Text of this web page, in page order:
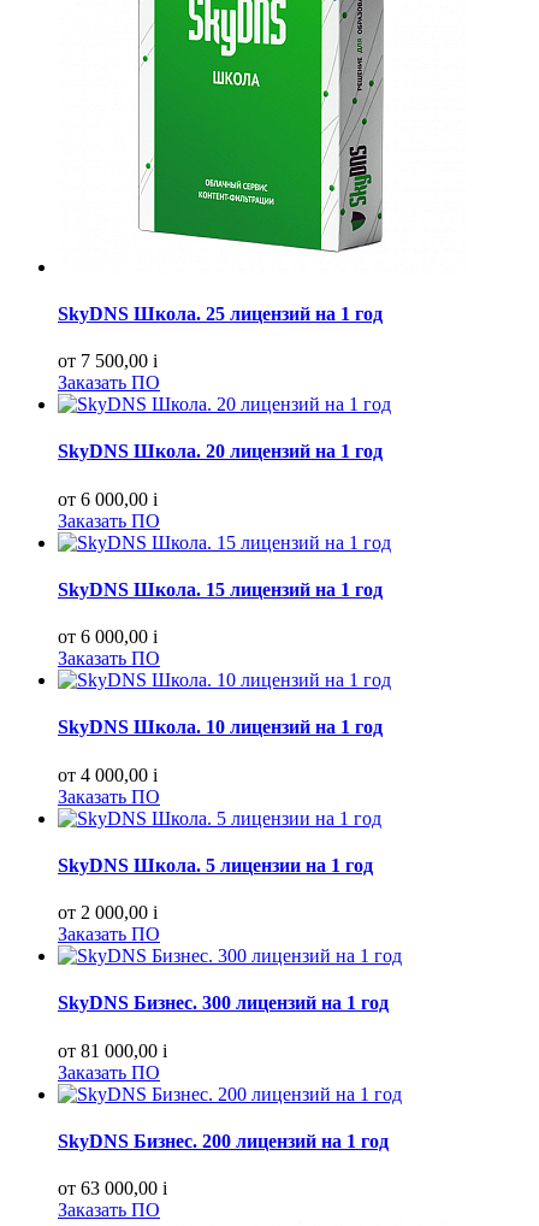
SkyDNS Школа. 25 лицензий на 1 год
от 7 500,00 i
Заказать ПО
SkyDNS Школа. 20 лицензий на 1 год
от 6 000,00 i
Заказать ПО
SkyDNS Школа. 15 лицензий на 1 год
от 6 000,00 i
Заказать ПО
SkyDNS Школа. 10 лицензий на 1 год
от 4 000,00 i
Заказать ПО
SkyDNS Школа. 5 лицензии на 1 год
от 2 000,00 i
Заказать ПО
SkyDNS Бизнес. 300 лицензий на 1 год
от 81 000,00 i
Заказать ПО
SkyDNS Бизнес. 200 лицензий на 1 год
от 63 000,00 i
Заказать ПО